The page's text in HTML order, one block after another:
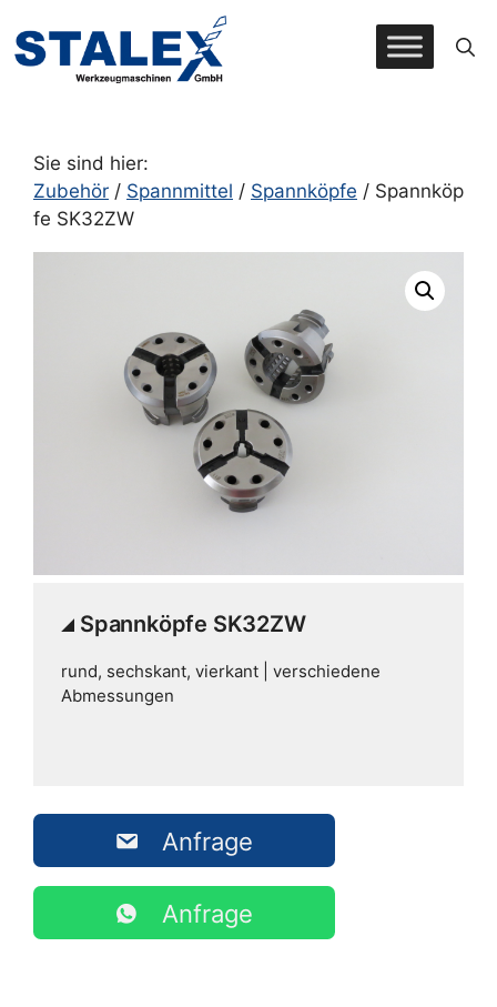
Inhalt
springen
Sie sind hier:
Zubehör / Spannmittel / Spannköpfe / Spannköp
fe SK32ZW
Spannköpfe SK32ZW
rund, sechskant, vierkant | verschiedene
Abmessungen
Anfrage
Anfrage